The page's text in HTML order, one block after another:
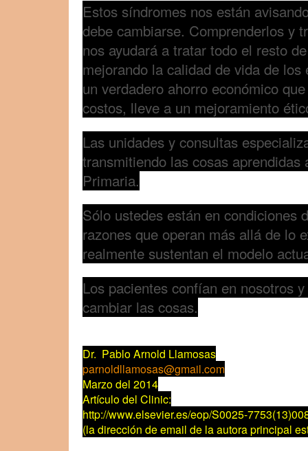
Estos síndromes nos están
debe cambiarse. Comprenderlos y
nos ayudará a tratar todo el resto
mejorando la calidad de vida de
un verdadero ahorro económico
costos, lleve a un mejoramiento
Las unidades y consultas
transmitiendo las cosas aprendidas
Primaria.
Sólo ustedes están en condiciones
razones que operan más allá de lo
realmente sustentan el modelo
Los pacientes confían en nosotros
cambiar las cosas.
Dr. Pablo Arnold Llamosas
parnoldllamosas@gmail.com
Marzo del 2014
Artículo del Clinic:
http://www.elsevier.es/eop/S0025-
(la dirección de email de la autora principal